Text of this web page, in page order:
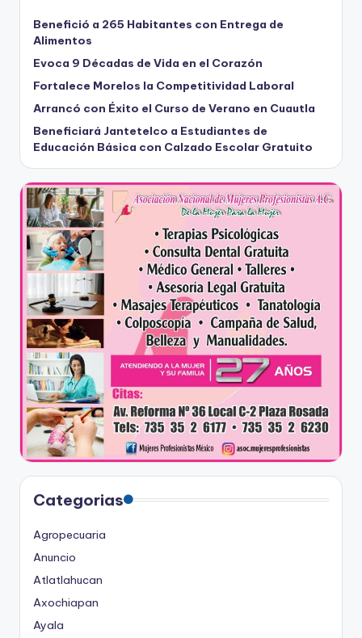
Benefició a 265 Habitantes con Entrega de
Alimentos
Evoca 9 Décadas de Vida en el Corazón
Fortalece Morelos la Competitividad Laboral
Arrancó con Éxito el Curso de Verano en Cuautla
Beneficiará Jantetelco a Estudiantes de
Educación Básica con Calzado Escolar Gratuito
Categorias
Agropecuaria
Anuncio
Atlatlahucan
Axochiapan
Ayala